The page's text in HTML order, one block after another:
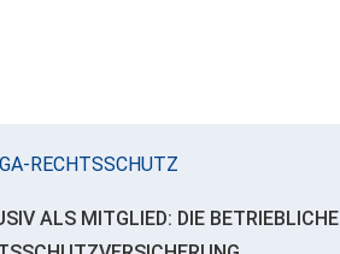
RECHTSSCHUTZ
ALS MITGLIED: DIE BETRIEBLICHE